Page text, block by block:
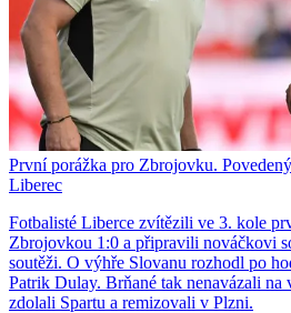
První porážka pro Zbrojovku.
Liberec
Fotbalisté Liberce zvítězili ve 3. kole
Zbrojovkou 1:0 a připravili nováčkovi
soutěži. O výhře Slovanu rozhodl po
Patrik Dulay. Brňané tak nenavázali
zdolali Spartu a remizovali v Plzni.